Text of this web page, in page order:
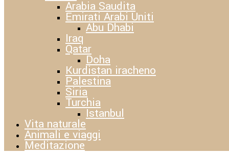
Arabia Saudita
Emirati Arabi Uniti
Abu Dhabi
Iraq
Qatar
Doha
Kurdistan iracheno
Palestina
Siria
Turchia
Istanbul
Vita naturale
Animali e viaggi
Meditazione